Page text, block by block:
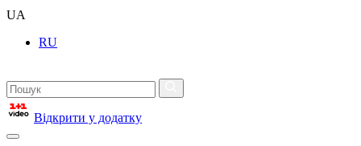
UA
RU
Відкрити у додатку